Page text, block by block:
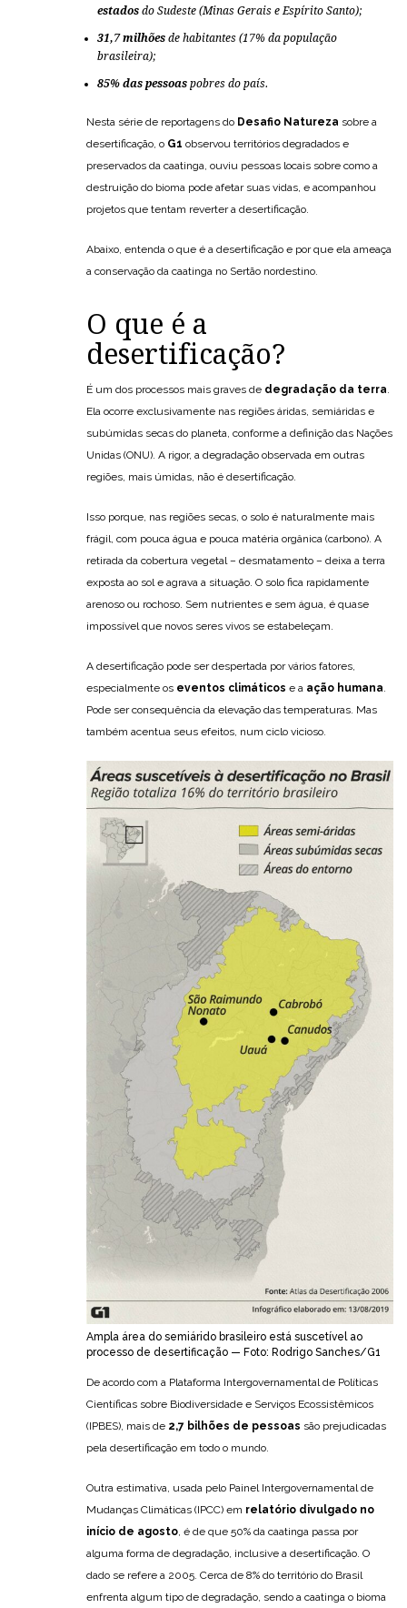
estados do Sudeste (Minas Gerais e Espírito Santo);
31,7 milhões de habitantes (17% da população
brasileira);
85% das pessoas pobres do país.
Nesta série de reportagens do Desafio Natureza sobre a
desertificação, o G1 observou territórios degradados e
preservados da caatinga, ouviu pessoas locais sobre como a
destruição do bioma pode afetar suas vidas, e acompanhou
projetos que tentam reverter a desertificação.
Abaixo, entenda o que é a desertificação e por que ela ameaça
a conservação da caatinga no Sertão nordestino.
O que é a
desertificação?
É um dos processos mais graves de degradação da terra.
Ela ocorre exclusivamente nas regiões áridas, semiáridas e
subúmidas secas do planeta, conforme a definição das Nações
Unidas (ONU). A rigor, a degradação observada em outras
regiões, mais úmidas, não é desertificação.
Isso porque, nas regiões secas, o solo é naturalmente mais
frágil, com pouca água e pouca matéria orgânica (carbono). A
retirada da cobertura vegetal – desmatamento – deixa a terra
exposta ao sol e agrava a situação. O solo fica rapidamente
arenoso ou rochoso. Sem nutrientes e sem água, é quase
impossível que novos seres vivos se estabeleçam.
A desertificação pode ser despertada por vários fatores,
especialmente os eventos climáticos e a ação humana.
Pode ser consequência da elevação das temperaturas. Mas
também acentua seus efeitos, num ciclo vicioso.
Ampla área do semiárido brasileiro está suscetível ao
processo de desertificação — Foto: Rodrigo Sanches/G1
De acordo com a Plataforma Intergovernamental de Políticas
Científicas sobre Biodiversidade e Serviços Ecossistêmicos
(IPBES), mais de 2,7 bilhões de pessoas são prejudicadas
pela desertificação em todo o mundo.
Outra estimativa, usada pelo Painel Intergovernamental de
Mudanças Climáticas (IPCC) em relatório divulgado no
início de agosto, é de que 50% da caatinga passa por
alguma forma de degradação, inclusive a desertificação. O
dado se refere a 2005. Cerca de 8% do território do Brasil
enfrenta algum tipo de degradação, sendo a caatinga o bioma